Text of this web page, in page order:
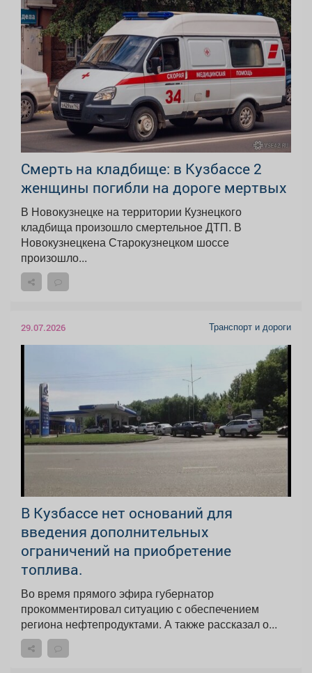
Смерть на кладбище: в Кузбассе 2
женщины погибли на дороге мертвых
В Новокузнецке на территории Кузнецкого
кладбища произошло смертельное ДТП. В
Новокузнецкена Старокузнецком шоссе
произошло...
29.07.2026 Транспорт и дороги
В Кузбассе нет оснований для
введения дополнительных
ограничений на приобретение
топлива.
Во время прямого эфира губернатор
прокомментировал ситуацию с обеспечением
региона нефтепродуктами. А также рассказал о...